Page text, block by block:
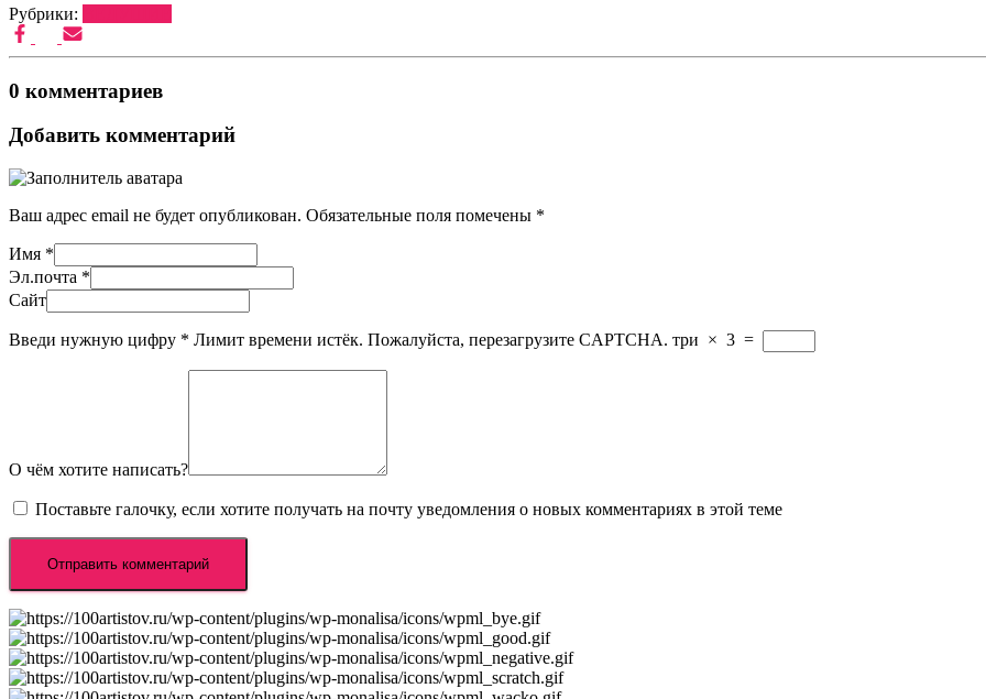
Рубрики:
0 комментариев
Добавить комментарий
Ваш адрес email не будет опубликован. Обязательные поля помечены *
Имя *
Эл.почта *
Сайт
Введи нужную цифру * Лимит времени истёк. Пожалуйста, перезагрузите CAPTCHA. три × 3 =
О чём хотите написать?
Поставьте галочку, если хотите получать на почту уведомления о новых комментариях в этой теме